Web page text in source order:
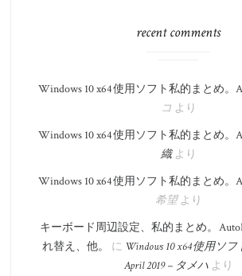
recent comments
Windows 10 x64 使用ソフト私的まとめ。​
コ より
Windows 10 x64 使用ソフト私的まとめ。​
織より
Windows 10 x64 使用ソフト私的まとめ。​
希望より
キーボード周辺設定、私的まとめ。
れ替え、他。
に Windows 10 x64 使用ソ
April 2019 – タメハより